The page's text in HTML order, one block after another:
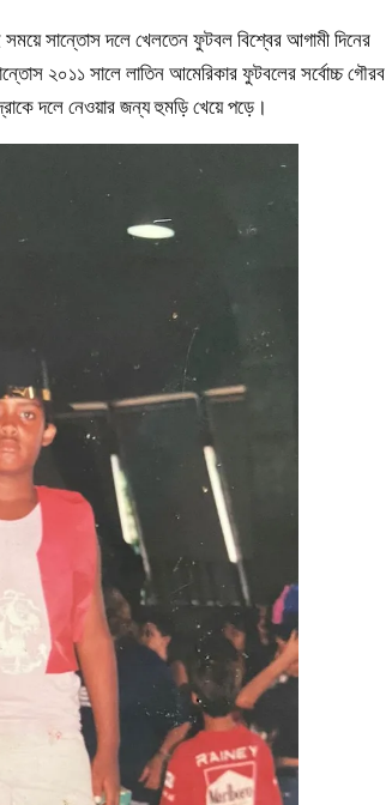
সান্তোস দলে খেলতেন ফুটবল বিশ্বের আগামী দিনের
২০১১ সালে লাতিন আমেরিকার ফুটবলের সর্বোচ্চ গৌরব
দলে নেওয়ার জন্য হুমড়ি খেয়ে পড়ে।